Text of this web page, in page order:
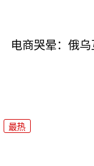
电商哭晕：俄
最热